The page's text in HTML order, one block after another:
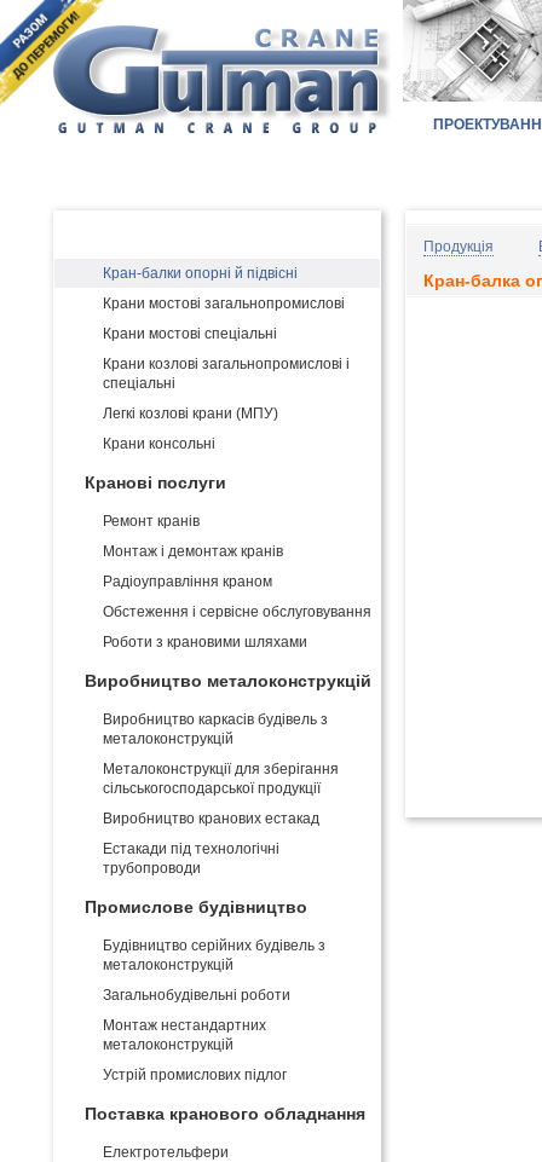
Кран-балки опорні й підвісні
Крани мостові загальнопромислові
Крани мостові спеціальні
Крани козлові загальнопромислові і
спеціальні
Легкі козлові крани (МПУ)
Крани консольні
Кранові послуги
Ремонт кранів
Монтаж і демонтаж кранів
Pадіоуправління краном
Обстеження і сервісне обслуговування
Роботи з крановими шляхами
Виробництво металоконструкцій
Виробництво каркасів будівель з
металоконструкцій
Металоконструкції для зберігання
сільськогосподарської продукції
Виробництво кранових естакад
Естакади під технологічні
трубопроводи
Промислове будівництво
Будівництво серійних будівель з
металоконструкцій
Загальнобудівельні роботи
Монтаж нестандартних
металоконструкцій
Устрій промислових підлог
Поставка кранового обладнання
Електротельфери
Продукція
Кран-балка